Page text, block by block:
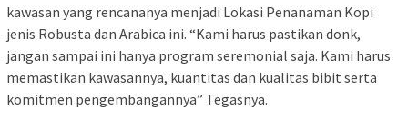
kawasan yang rencananya menjadi Lokasi Penanaman Kopi
jenis Robusta dan Arabica ini. “Kami harus pastikan donk,
jangan sampai ini hanya program seremonial saja. Kami harus
memastikan kawasannya, kuantitas dan kualitas bibit serta
komitmen pengembangannya” Tegasnya.